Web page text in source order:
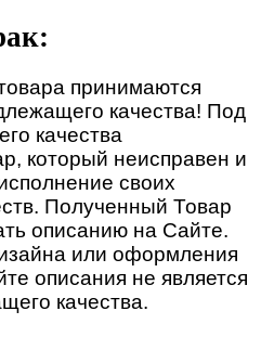
принимаются
качества! Под
качества
который неисправен и
своих
Полученный Товар
описанию на Сайте.
или оформления
описания не является
качества.